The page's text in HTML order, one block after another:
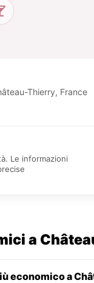
Thierry, France
Le informazioni
a
economico a